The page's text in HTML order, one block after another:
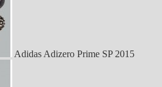
Adidas Adizero Prime SP 2015